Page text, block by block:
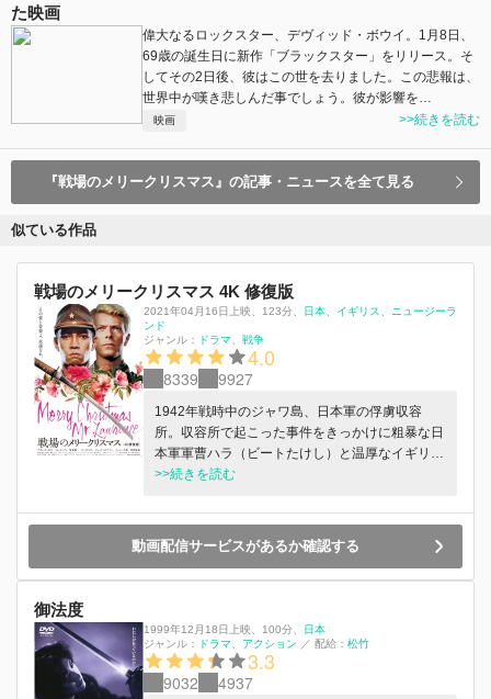
た映画
偉大なるロックスター、デヴィッド・ボウイ。1月8日、
69歳の誕生日に新作「ブラックスター」をリリース。そ
してその2日後、彼はこの世を去りました。この悲報は、
世界中が嘆き悲しんだ事でしょう。彼が影響を…
映画 >>続きを読む
『戦場のメリークリスマス』の記事・ニュースを全て見る
似ている作品
戦場のメリークリスマス 4K 修復版
2021年04月16日上映 123分 日本 イギリス
ニュージーラ
ンド
ジャンル：
ドラマ 戦争
4.0
8339 9927
1942年戦時中のジャワ島、日本軍の俘虜収容
所。収容所で起こった事件をきっかけに粗暴な日
本軍軍曹ハラ（ビートたけし）と温厚なイギリス
人捕虜ロレンス（トム・コンティ）が事件処理に
る収容所所長で陸軍大尉のヨノイ（坂本龍一）は
ある日、収容所に連行されてきた反抗的で美しい
イギリス人俘虜のセリアズ（デヴィッド・ボウ
イ）に心を奪われてしまう。クリスマスの日にハ
ヨノイは捕虜の全員を命じるのだが、周囲からの
孤立を深める結果になり、葛藤に苦しむのだっ
た。
>>続きを読む
動画配信サービスがあるか確認する
御法度
1999年12月18日上映 100分
日本
ジャンル：
ドラマ アクション ／ 配給： 松竹
3.3
9032 4937